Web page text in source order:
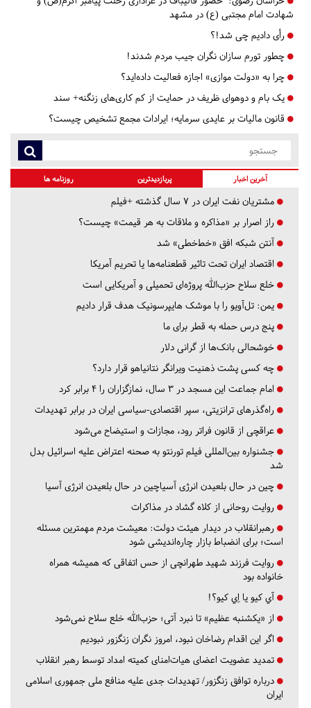
شهادت امام مجتبی (ع) در مشهد
رأی دادیم چی شد!؟
چطور تورم سازان نگران جیب مردم شدند!
چرا به «دولت موازی» اجازه فعالیت داده‌اید؟
یک بام و دوهوای ظریف در حمایت از کم کاری‌های زنگنه+ سند
قانون مالیات بر عایدی سرمایه؛ ایرادات مجمع تشخیص چیست؟
آخرین اخبار پربازدیدترین روزنامه ها
مشتریان نفت ایران در ۷ سال گذشته +فیلم
راز اصرار بر «مذاکره و ملاقات به هر قیمت» چیست؟
آنتن شبکه افق «خط‌خطی» شد
اقتصاد ایران تحت تاثیر قطعنامه‌ها یا تحریم‌ آمریکا
خلع سلاح حزب‌الله پروژه‌ای تحمیلی و آمریکایی است
یمن: تل‌آویو را با موشک هایپرسونیک هدف قرار دادیم
پنج درس‌ حمله به قطر برای ما
خوشحالی بانک‌ها از گرانی دلار
چه کسی پشت ذهنیت ویرانگر نتانیاهو قرار دارد؟
امام جماعت این مسجد در ۳ سال، نمازگزاران را ۴ برابر کرد
راه‌گذرهای ترانزیتی، سپر اقتصادی-سیاسی ایران در برابر تهدیدات
عراقچی از قانون فراتر رود، مجازات و استیضاح می‌شود
جشنواره بین‌المللی فیلم تورنتو به صحنه اعتراض علیه اسرائیل بدل
شد
چین در حال بلعیدن انرژی آسیاچین در حال بلعیدن انرژی آسیا
روایت روحانی از کلاه گشاد در مذاکرات
رهبرانقلاب در دیدار هیئت دولت: معیشت مردم مهمترین مسئله
است؛ برای انضباط بازار چاره‌اندیشی شود
روایت فرزند شهید طهرانچی از حس اتفاقی که همیشه همراه
خانواده بود
آي كيو يا اِي كيو؟!
از «یکشنبه عظیم» تا نبرد آتی؛ حزب‌الله خلع سلاح نمی‌شود
اگر این اقدام رضاخان نبود، امروز نگران زنگزور نبودیم
تمدید عضویت اعضای هیات‌امنای کمیته امداد توسط رهبر انقلاب
درباره توافق زنگزور/ تهدیدات جدی علیه منافع ملی جمهوری اسلامی
ایران